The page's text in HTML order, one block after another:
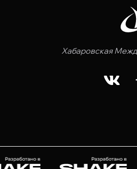
Хабаровская